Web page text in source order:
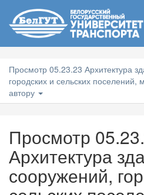
Просмотр 05.23.23 Архитектура
городских и сельских
автору
Просмотр
Архитектура
сооружений,